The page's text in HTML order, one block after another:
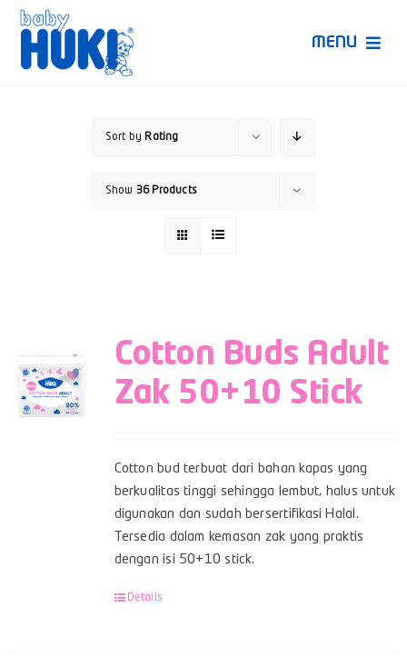
Skip
content
MENU
Sort by Rating
Show 36 Products
Cotton Buds Adult
Zak 50+10 Stick
Cotton bud terbuat dari bahan kapas yang
berkualitas tinggi sehingga lembut, halus untuk
digunakan dan sudah bersertifikasi Halal.
Tersedia dalam kemasan zak yang praktis
dengan isi 50+10 stick.
Details